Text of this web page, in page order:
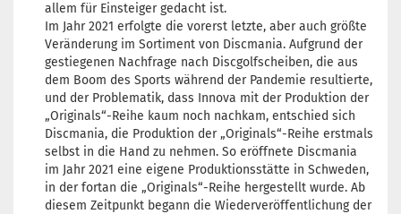
allem für Einsteiger gedacht ist.
Im Jahr 2021 erfolgte die vorerst letzte, aber auch größte
Veränderung im Sortiment von Discmania. Aufgrund der
gestiegenen Nachfrage nach Discgolfscheiben, die aus
dem Boom des Sports während der Pandemie resultierte,
und der Problematik, dass Innova mit der Produktion der
„Originals“-Reihe kaum noch nachkam, entschied sich
Discmania, die Produktion der „Originals“-Reihe erstmals
selbst in die Hand zu nehmen. So eröffnete Discmania
im Jahr 2021 eine eigene Produktionsstätte in Schweden,
in der fortan die „Originals“-Reihe hergestellt wurde. Ab
diesem Zeitpunkt begann die Wiederveröffentlichung der